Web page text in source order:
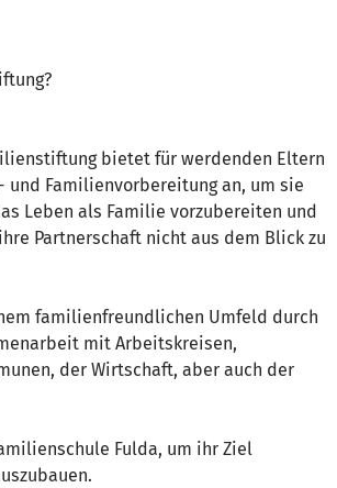
bietet für werdenden Eltern
und Familienvorbereitung an, um sie
Leben als Familie vorzubereiten und
Partnerschaft nicht aus dem Blick zu
familienfreundlichen Umfeld durch
mit Arbeitskreisen,
der Wirtschaft, aber auch der
Fulda, um ihr Ziel